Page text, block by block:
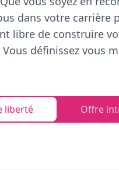
dans votre carrière
libre de construire
définissez vous
liberté Offre